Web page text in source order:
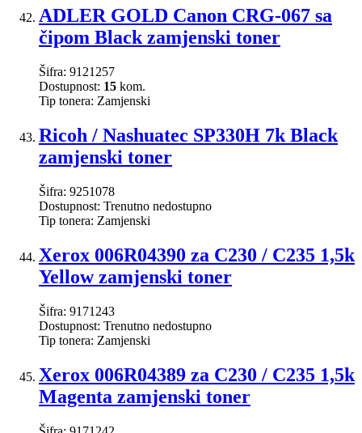
ADLER GOLD Canon CRG-067 sa
čipom Black zamjenski toner
Šifra: 9121257
Dostupnost: 15 kom.
Tip tonera: Zamjenski
Ricoh / Nashuatec SP330H 7k Black
zamjenski toner
Šifra: 9251078
Dostupnost: Trenutno nedostupno
Tip tonera: Zamjenski
Xerox 006R04390 za C230 / C235 1,5k
Yellow zamjenski toner
Šifra: 9171243
Dostupnost: Trenutno nedostupno
Tip tonera: Zamjenski
Xerox 006R04389 za C230 / C235 1,5k
Magenta zamjenski toner